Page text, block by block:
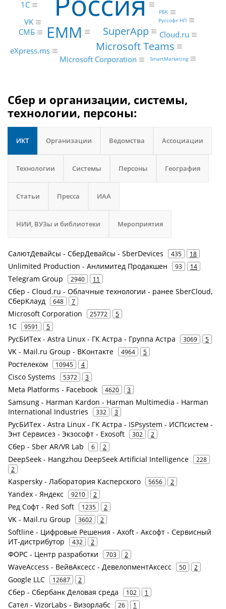
EMM SuperApp
Microsoft Teams
eXpress.ms
Cloud.ru
Microsoft Corporation
1С
VK
СМБ
Руссофт НП
РБК
SmartMarketing
Сбер и организации, системы,
технологии, персоны:
ИКТ Организации Ведомства Ассоциации
Технологии Системы Персоны География
Статьи Пресса ИАА
НИИ, ВУЗы и библиотеки Мероприятия
СалютДевайсы - СберДевайсы - SberDevices 435 18
Unlimited Production - Анлимитед Продакшен 93 14
Telegram Group 2940 11
Сбер - Cloud.ru - Облачные технологии - ранее SberCloud,
СберКлауд
648 7
Microsoft Corporation 25772 5
1С 9591 5
РусБИТех - Astra Linux - ГК Астра - Группа Астра 3069 5
VK - Mail.ru Group - ВКонтакте 4964 5
Ростелеком 10945 4
Cisco Systems 5372 3
Meta Platforms - Facebook 4620 3
Samsung - Harman Kardon - Harman Multimedia - Harman
International Industries
332 3
РусБИТех - Astra Linux - ГК Астра - ISPsystem - ИСПсистем -
Энт Сервисез - Экзософт - Exosoft
302 2
Сбер - Sber AR/VR Lab 6 2
DeepSeek - Hangzhou DeepSeek Artificial Intelligence
228
2
Kaspersky - Лаборатория Касперского 5656 2
Yandex - Яндекс 9210 2
Ред Софт - Red Soft 1235 2
VK - Mail.ru Group 3602 2
Softline - Цифровые Решения - Axoft - Аксофт - Сервисный
ИТ-дистрибутор
432 2
ФОРС - Центр разработки 703 2
WaveAccess - ВейвАксесс - ДевелопментАксесс 50 2
Google LLC 12687 2
Сбер - Сбербанк Деловая среда 102 1
Сател - VizorLabs - Визорлабс 26 1